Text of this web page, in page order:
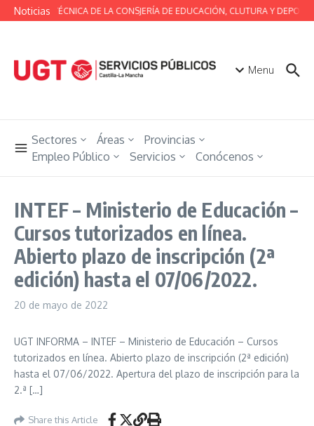
Saltar al contenido
Noticias
MESA TÉCNICA DE LA CONSJERÍA DE EDUCACIÓN, CLUTURA Y
Menu
Sectores Áreas
Provincias
Empleo Público
Servicios Conócenos
INTEF – Ministerio de Educación –
Cursos tutorizados en línea.
Abierto plazo de inscripción (2ª
edición) hasta el 07/06/2022.
20 de mayo de 2022
UGT INFORMA – INTEF – Ministerio de Educación – Cursos
tutorizados en línea. Abierto plazo de inscripción (2ª edición)
hasta el 07/06/2022. Apertura del plazo de inscripción para la
2.ª […]
Share this Article